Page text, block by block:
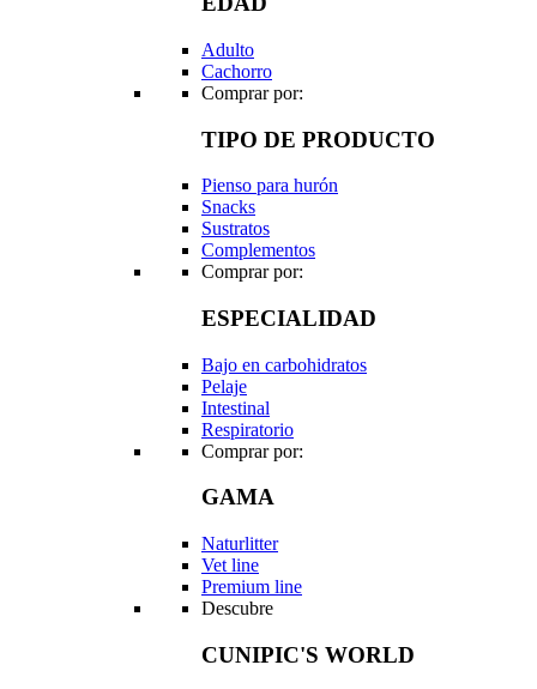
Adulto
Cachorro
Comprar por:
TIPO DE PRODUCTO
Pienso para hurón
Snacks
Sustratos
Complementos
Comprar por:
ESPECIALIDAD
Bajo en carbohidratos
Pelaje
Intestinal
Respiratorio
Comprar por:
GAMA
Naturlitter
Vet line
Premium line
Descubre
CUNIPIC'S WORLD